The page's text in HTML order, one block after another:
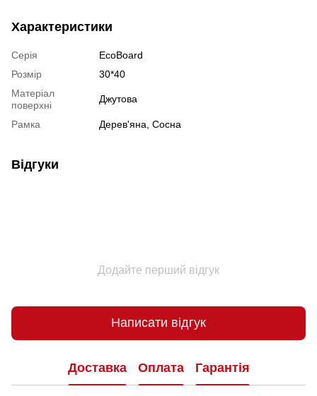
Характеристики
Серія
EcoBoard
Розмір
30*40
Матеріал
поверхні
Джутова
Рамка Дерев'яна, Сосна
Відгуки
Додайте перший відгук
Написати відгук
Доставка Оплата Гарантія